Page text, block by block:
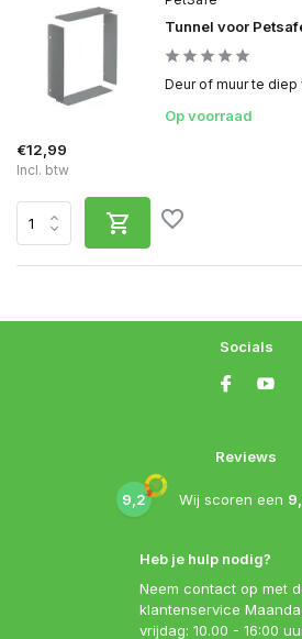
Tunnel voor
Deur of muur te diep
Op voorraad
€12,99
Incl. btw
Heb je hulp nodig?
Neem contact op met
klantenservice
vrijdag: 10.00 - 16:00
Reviews
9,2 Wij scoren een
Socials